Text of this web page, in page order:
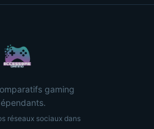
gaming
réseaux sociaux dans